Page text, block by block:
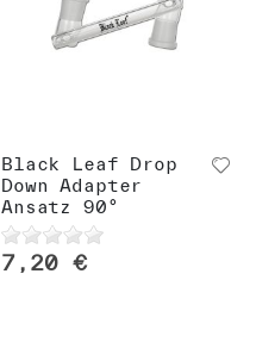
Black Leaf Drop
Down Adapter
Ansatz 90°
7,20 €